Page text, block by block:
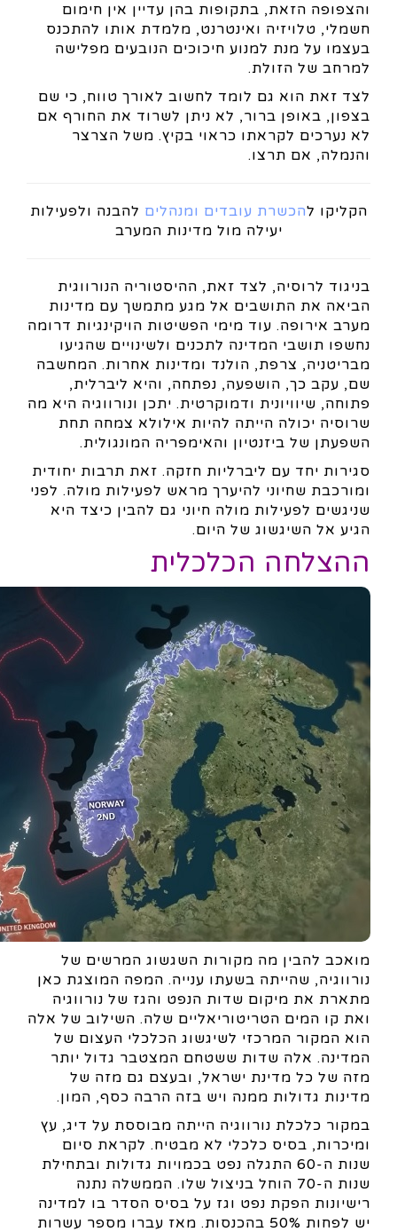
והצפופה הזאת, בתקופות בהן עדיין אין חימום
חשמלי, טלויזיה ואינטרנט, מלמדת אותו להתכנס
בעצמו על מנת למנוע חיכוכים הנובעים מפלישה
למרחב של הזולת.
לצד זאת הוא גם לומד לחשוב לאורך טווח, כי שם
בצפון, באופן ברור, לא ניתן לשרוד את החורף אם
לא נערכים לקראתו כראוי בקיץ. משל הצרצר
והנמלה, אם תרצו.
הקליקו להכשרת עובדים ומנהלים להבנה ולפעילות
יעילה מול מדינות המערב
בניגוד לרוסיה, לצד זאת, ההיסטוריה הנורווגית
הביאה את התושבים אל מגע מתמשך עם מדינות
מערב אירופה. עוד מימי הפשיטות הויקינגיות דרומה
נחשפו תושבי המדינה לתכנים ולשינויים שהגיעו
מבריטניה, צרפת, הולנד ומדינות אחרות. המחשבה
שם, עקב כך, הושפעה, נפתחה, והיא ליברלית,
פתוחה, שיוויונית ודמוקרטית. יתכן ונורווגיה היא מה
שרוסיה יכולה הייתה להיות אילולא צמחה תחת
השפעתן של ביזנטיון והאימפריה המונגולית.
סגירות יחד עם ליברליות חזקה. זאת תרבות יחודית
ומורכבת שחיוני להיערך מראש לפעילות מולה. לפני
שניגשים לפעילות מולה חיוני גם להבין כיצד היא
הגיע אל השיגשוג של היום.
ההצלחה הכלכלית
מואכב להבין מה מקורות השגשוג המרשים של
נורווגיה, שהייתה בשעתו ענייה. המפה המוצגת כאן
מתארת את מיקום שדות הנפט והגז של נורווגיה
ואת קו המים הטריטוריאליים שלה. השילוב של אלה
הוא המקור המרכזי לשיגשוג הכלכלי העצום של
המדינה. אלה שדות ששטחם המצטבר גדול יותר
מזה של כל מדינת ישראל, ובעצם גם מזה של
מדינות גדולות ממנה ויש בזה הרבה כסף, המון.
במקור כלכלת נורווגיה הייתה מבוססת על דיג, עץ
ומיכרות, בסיס כלכלי לא מבטיח. לקראת סיום
שנות ה-60 התגלה נפט בכמויות גדולות ובתחילת
שנות ה-70 הוחל בניצול שלו. הממשלה נתנה
רישיונות הפקת נפט וגז על בסיס הסדר בו למדינה
יש לפחות 50% בהכנסות. מאז עברו מספר עשרות